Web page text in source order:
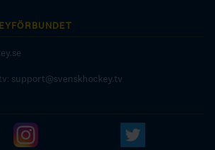
support@svenskhockey.tv